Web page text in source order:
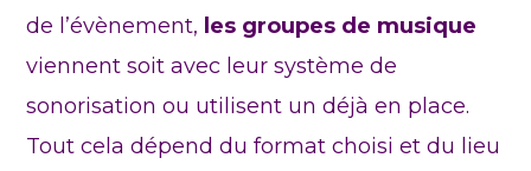
de l’évènement, les groupes de musique
viennent soit avec leur système de
sonorisation ou utilisent un déjà en place.
Tout cela dépend du format choisi et du lieu